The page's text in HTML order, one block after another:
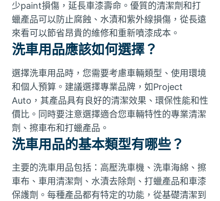
少paint損傷，延長車漆壽命。優質的清潔劑和打
蠟產品可以防止腐蝕、水漬和紫外線損傷，從長遠
來看可以節省昂貴的維修和重新噴漆成本。
洗車用品應該如何選擇？
選擇洗車用品時，您需要考慮車輛類型、使用環境
和個人預算。建議選擇專業品牌，如Project
Auto，其產品具有良好的清潔效果、環保性能和性
價比。同時要注意選擇適合您車輛特性的專業清潔
劑、擦車布和打蠟產品。
洗車用品的基本類型有哪些？
主要的洗車用品包括：高壓洗車機、洗車海綿、擦
車布、車用清潔劑、水漬去除劑、打蠟產品和車漆
保護劑。每種產品都有特定的功能，從基礎清潔到